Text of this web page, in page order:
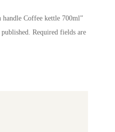
Coffee kettle 700ml”
Required fields are